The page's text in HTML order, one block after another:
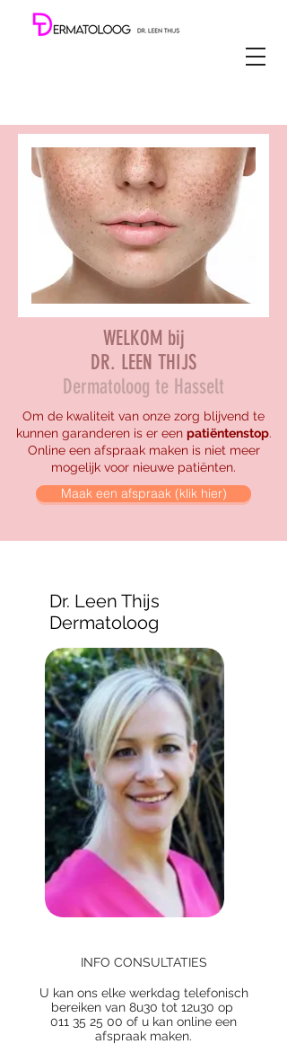
WELKOM bij
DR. LEEN THIJS
Dermatoloog te Hasselt
Om de kwaliteit van onze zorg blijvend te
kunnen garanderen is er een patiëntenstop.
Online een afspraak maken is niet meer
mogelijk voor nieuwe patiënten.
Maak een afspraak (klik hier)
Dr. Leen Thijs
Dermatoloog
INFO CONSULTATIES
U kan ons elke werkdag telefonisch
bereiken van 8u30 tot 12u30 op
011 35 25 00 of u kan online een
afspraak maken.